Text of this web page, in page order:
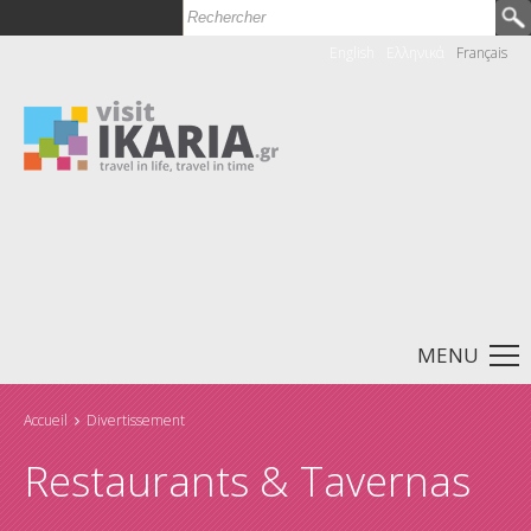
Formulaire de recherche
Rechercher
Français
MENU
Accueil Divertissement
Restaurants & Tavernas